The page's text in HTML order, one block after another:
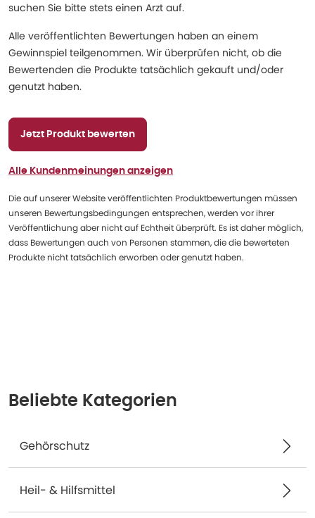
suchen Sie bitte stets einen Arzt auf.
Alle veröffentlichten Bewertungen haben an einem
Gewinnspiel teilgenommen. Wir überprüfen nicht, ob die
Bewertenden die Produkte tatsächlich gekauft und/oder
genutzt haben.
Jetzt Produkt bewerten
Alle Kundenmeinungen anzeigen
Die auf unserer Website veröffentlichten Produktbewertungen müssen
unseren Bewertungsbedingungen entsprechen, werden vor ihrer
Veröffentlichung aber nicht auf Echtheit überprüft. Es ist daher möglich,
dass Bewertungen auch von Personen stammen, die die bewerteten
Produkte nicht tatsächlich erworben oder genutzt haben.
Beliebte Kategorien
Gehörschutz
Heil- & Hilfsmittel